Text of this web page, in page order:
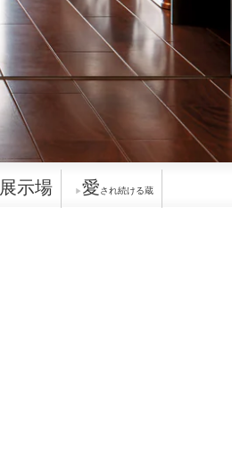
展示場 愛され続ける蔵